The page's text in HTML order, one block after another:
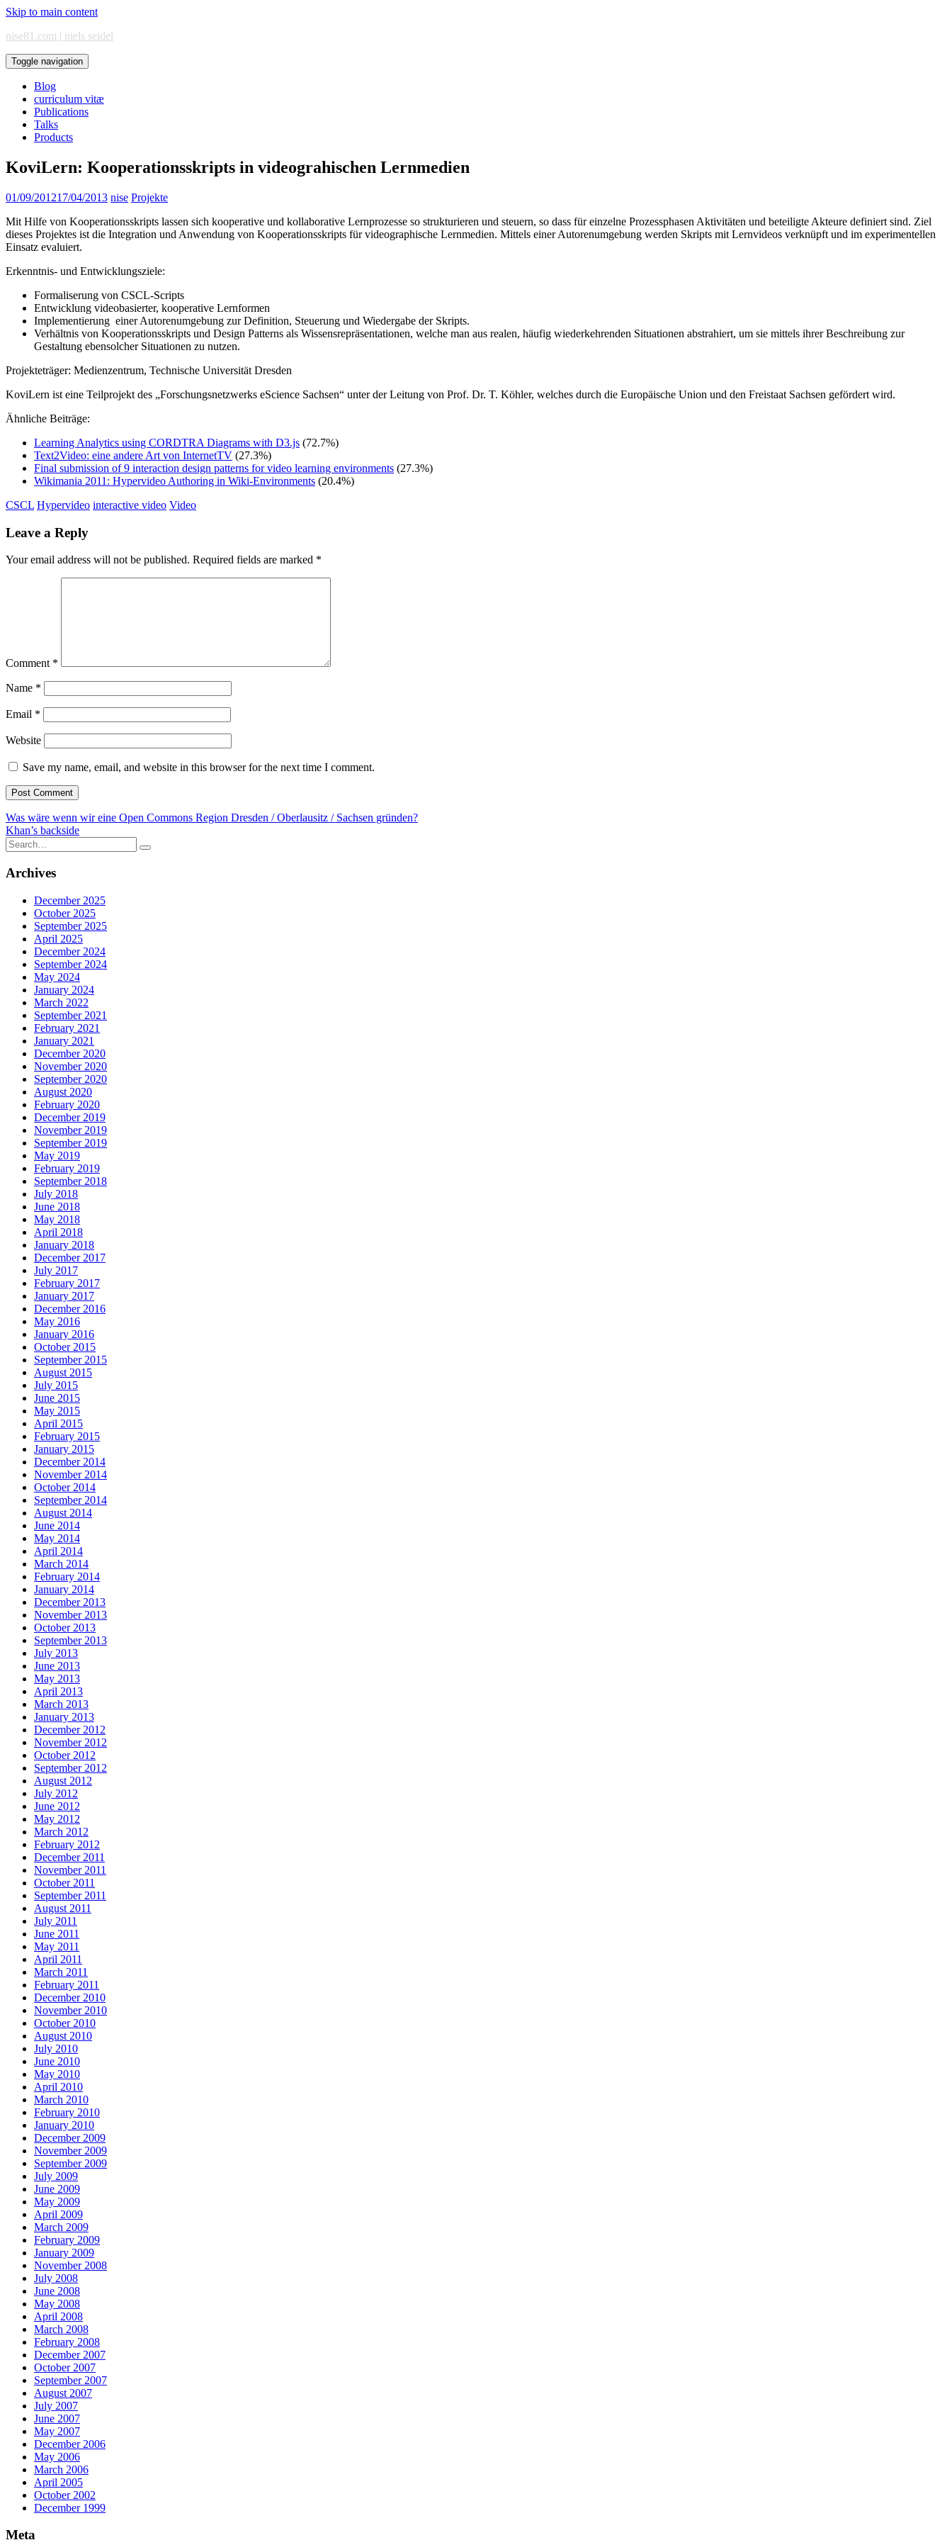
Skip to main content
nise81.com | niels seidel
Toggle navigation
Blog
curriculum vitæ
Publications
Talks
Products
KoviLern: Kooperationsskripts in videograhischen Lernmedien
01/09/201217/04/2013 nise Projekte
Mit Hilfe von Kooperationsskripts lassen sich kooperative und kollaborative Lernprozesse so strukturieren und steuern, so dass für einzelne Prozessphasen Aktivitäten und beteiligte Akteure definiert sind. Ziel
dieses Projektes ist die Integration und Anwendung von Kooperationsskripts für videographische Lernmedien. Mittels einer Autorenumgebung werden Skripts mit Lernvideos verknüpft und im experimentellen
Einsatz evaluiert.
Erkenntnis- und Entwicklungsziele:
Formaliserung von CSCL-Scripts
Entwicklung videobasierter, kooperative Lernformen
Implementierung einer Autorenumgebung zur Definition, Steuerung und Wiedergabe der Skripts.
Verhältnis von Kooperationsskripts und Design Patterns als Wissensrepräsentationen, welche man aus realen, häufig wiederkehrenden Situationen abstrahiert, um sie mittels ihrer Beschreibung zur
Gestaltung ebensolcher Situationen zu nutzen.
Projekteträger: Medienzentrum, Technische Universität Dresden
KoviLern ist eine Teilprojekt des „Forschungsnetzwerks eScience Sachsen“ unter der Leitung von Prof. Dr. T. Köhler, welches durch die Europäische Union und den Freistaat Sachsen gefördert wird.
Ähnliche Beiträge:
Learning Analytics using CORDTRA Diagrams with D3.js (72.7%)
Text2Video: eine andere Art von InternetTV (27.3%)
Final submission of 9 interaction design patterns for video learning environments (27.3%)
Wikimania 2011: Hypervideo Authoring in Wiki-Environments (20.4%)
CSCL Hypervideo interactive video Video
Leave a Reply
Your email address will not be published. Required fields are marked *
Comment *
Name *
Email *
Website
Save my name, email, and website in this browser for the next time I comment.
Post
navigation
Was wäre wenn wir eine Open Commons Region Dresden / Oberlausitz / Sachsen gründen?
Khan’s backside
Search
for:
Archives
December 2025
October 2025
September 2025
April 2025
December 2024
September 2024
May 2024
January 2024
March 2022
September 2021
February 2021
January 2021
December 2020
November 2020
September 2020
August 2020
February 2020
December 2019
November 2019
September 2019
May 2019
February 2019
September 2018
July 2018
June 2018
May 2018
April 2018
January 2018
December 2017
July 2017
February 2017
January 2017
December 2016
May 2016
January 2016
October 2015
September 2015
August 2015
July 2015
June 2015
May 2015
April 2015
February 2015
January 2015
December 2014
November 2014
October 2014
September 2014
August 2014
June 2014
May 2014
April 2014
March 2014
February 2014
January 2014
December 2013
November 2013
October 2013
September 2013
July 2013
June 2013
May 2013
April 2013
March 2013
January 2013
December 2012
November 2012
October 2012
September 2012
August 2012
July 2012
June 2012
May 2012
March 2012
February 2012
December 2011
November 2011
October 2011
September 2011
August 2011
July 2011
June 2011
May 2011
April 2011
March 2011
February 2011
December 2010
November 2010
October 2010
August 2010
July 2010
June 2010
May 2010
April 2010
March 2010
February 2010
January 2010
December 2009
November 2009
September 2009
July 2009
June 2009
May 2009
April 2009
March 2009
February 2009
January 2009
November 2008
July 2008
June 2008
May 2008
April 2008
March 2008
February 2008
December 2007
October 2007
September 2007
August 2007
July 2007
June 2007
May 2007
December 2006
May 2006
March 2006
April 2005
October 2002
December 1999
Meta